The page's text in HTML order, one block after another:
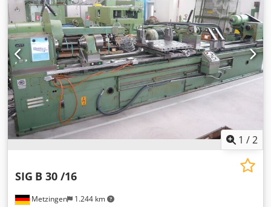
1 /2
Metzingen 1.244 km
SIG B 30 /16